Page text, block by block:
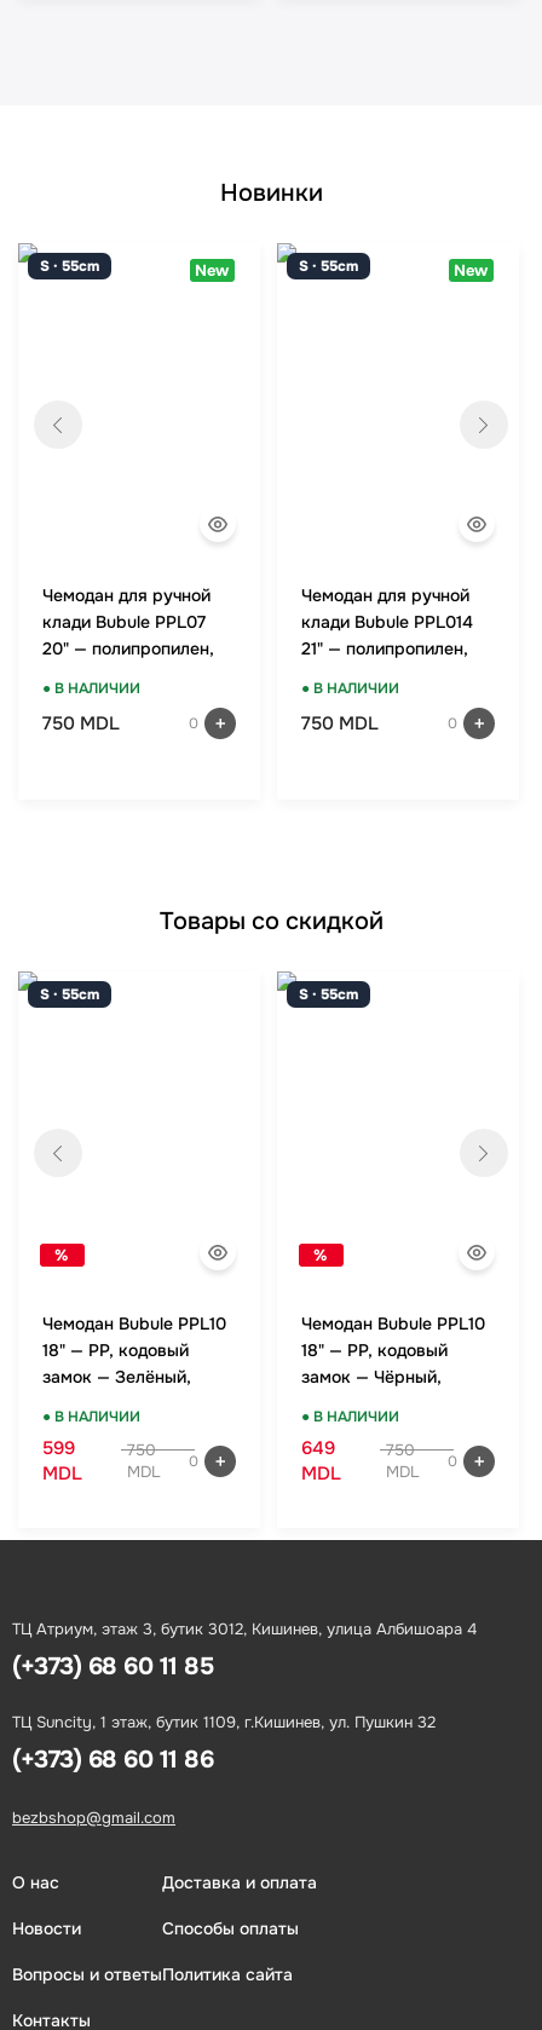
Новинки
S · 55cm New
Чемодан для ручной
клади Bubule PPL07
20" — полипропилен,
● В НАЛИЧИИ
750 MDL 0
S · 55cm New
Чемодан для ручной
клади Bubule PPL014
21" — полипропилен,
● В НАЛИЧИИ
750 MDL 0
Товары со скидкой
S · 55cm
%
Чемодан Bubule PPL10
18" — PP, кодовый
замок — Зелёный,
● В НАЛИЧИИ
599
MDL
750
MDL
0
S · 55cm
%
Чемодан Bubule PPL10
18" — PP, кодовый
замок — Чёрный,
● В НАЛИЧИИ
649
MDL
750
MDL
0
ТЦ Атриум, этаж 3, бутик 3012, Кишинев, улица Албишоара 4
(+373) 68 60 11 85
ТЦ Suncity, 1 этаж, бутик 1109, г.Кишинев, ул. Пушкин 32
(+373) 68 60 11 86
bezbshop@gmail.com
О нас
Новости
Вопросы и ответы
Контакты
Доставка и оплата
Способы оплаты
Политика сайта